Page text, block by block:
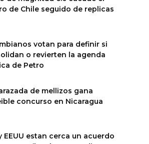
de Chile seguido de replicas
votan para definir si
o revierten la agenda
de Petro
de mellizos gana
concurso en Nicaragua
EEUU estan cerca un acuerdo